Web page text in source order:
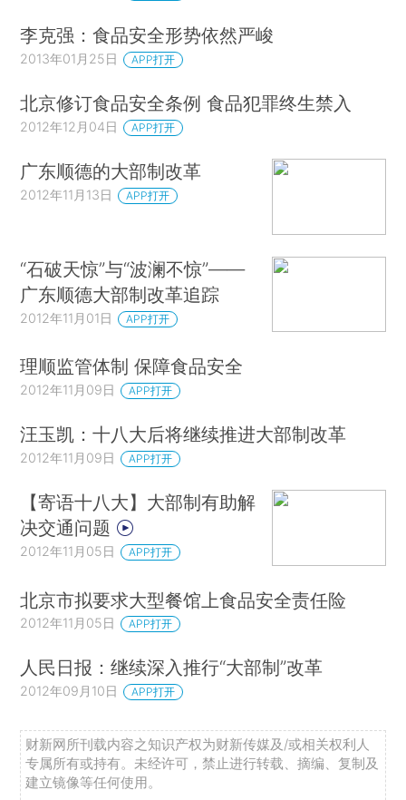
李克强：食品安全形势依然严峻
2013年01月25日 APP打开
北京修订食品安全条例 食品犯罪终生禁入
2012年12月04日 APP打开
广东顺德的大部制改革
2012年11月13日 APP打开
“石破天惊”与“波澜不惊”——
广东顺德大部制改革追踪
2012年11月01日 APP打开
理顺监管体制 保障食品安全
2012年11月09日 APP打开
汪玉凯：十八大后将继续推进大部制改革
2012年11月09日 APP打开
【寄语十八大】大部制有助解
决交通问题
2012年11月05日 APP打开
北京市拟要求大型餐馆上食品安全责任险
2012年11月05日 APP打开
人民日报：继续深入推行“大部制”改革
2012年09月10日 APP打开
财新网所刊载内容之知识产权为财新传媒及/或相关权利人
专属所有或持有。未经许可，禁止进行转载、摘编、复制及
建立镜像等任何使用。